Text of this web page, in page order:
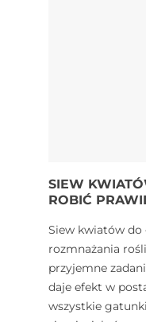
SIEW
ROBIĆ
Siew kwiatów
rozmnażania
przyjemne
daje efekt w
wszystkie